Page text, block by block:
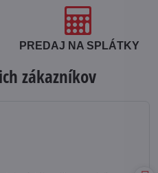
PREDAJ NA SPLÁTKY
zákazníkov